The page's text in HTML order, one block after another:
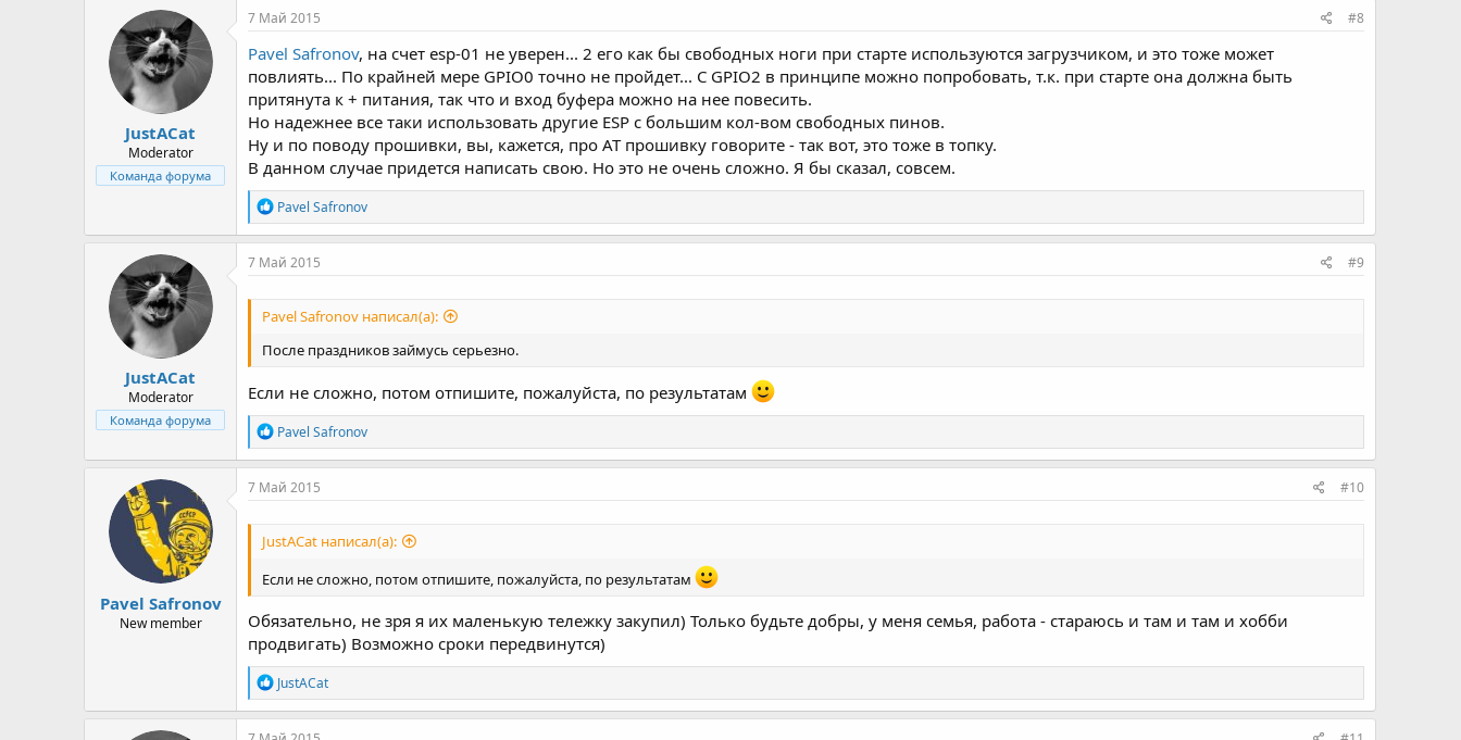
JustACat
Moderator
Команда форума
7 Май 2015 #8
Pavel Safronov, на счет esp-01 не уверен... 2 его как бы свободных ноги при старте используются загрузчиком, и это тоже может
повлиять... По крайней мере GPIO0 точно не пройдет... С GPIO2 в принципе можно попробовать, т.к. при старте она должна быть
притянута к + питания, так что и вход буфера можно на нее повесить.
Но надежнее все таки использовать другие ESP с большим кол-вом свободных пинов.
Ну и по поводу прошивки, вы, кажется, про AT прошивку говорите - так вот, это тоже в топку.
В данном случае придется написать свою. Но это не очень сложно. Я бы сказал, совсем.
Р
е
а
к
:
Pavel Safronov
JustACat
Moderator
Команда форума
7 Май 2015 #9
Pavel Safronov написал(а):
После праздников займусь серьезно.
Если не сложно, потом отпишите, пожалуйста, по результатам
Р
е
а
к
и
:
Pavel Safronov
Pavel Safronov
New member
7 Май 2015 #10
JustACat написал(а):
Если не сложно, потом отпишите, пожалуйста, по результатам
Обязательно, не зря я их маленькую тележку закупил) Только будьте добры, у меня семья, работа - стараюсь и там и там и хобби
продвигать) Возможно сроки передвинутся)
Р
е
а
к
JustACat